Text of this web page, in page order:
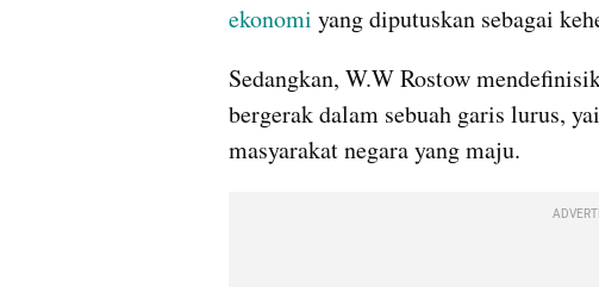
ekonomi yang diputuskan sebagai
Sedangkan, W.W Rostow
bergerak dalam sebuah garis lurus,
masyarakat negara yang maju.